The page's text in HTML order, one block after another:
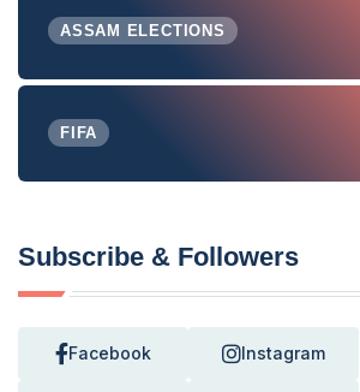
ASSAM ELECTIONS
FIFA
Subscribe & Followers
Facebook Instagram